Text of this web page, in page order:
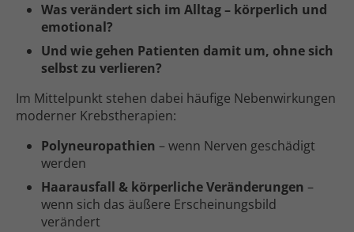
Was verändert sich im Alltag – körperlich und
emotional?
Und wie gehen Patienten damit um, ohne sich
selbst zu verlieren?
Im Mittel­punkt stehen dabei häufige Neben­wirkungen
moderner Krebs­therapien:
Polyneuropathien – wenn Nerven geschädigt
werden
Haarausfall & körperliche Veränderungen –
wenn sich das äußere Erscheinungs­bild
verändert